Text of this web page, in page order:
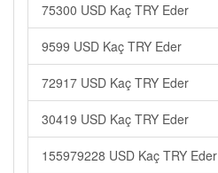
75300 USD Kaç TRY Eder
9599 USD Kaç TRY Eder
72917 USD Kaç TRY Eder
30419 USD Kaç TRY Eder
155979228 USD Kaç TRY Eder